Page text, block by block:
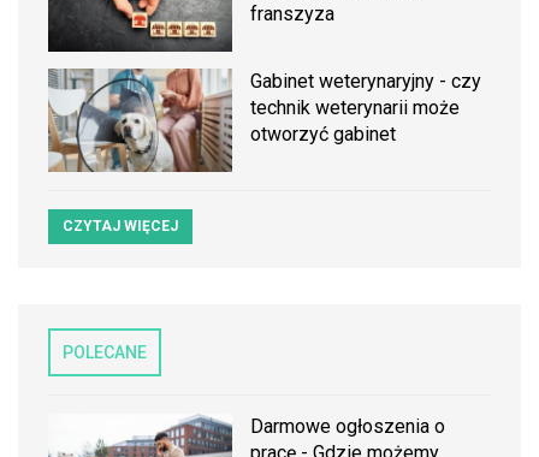
franszyza
Gabinet weterynaryjny - czy
technik weterynarii może
otworzyć gabinet
CZYTAJ WIĘCEJ
POLECANE
Darmowe ogłoszenia o